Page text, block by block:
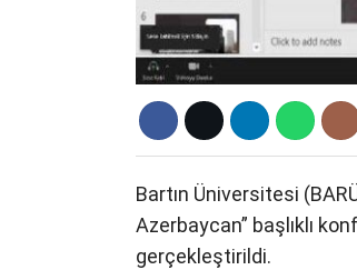
Bartın Üniversitesi
Azerbaycan” başlıklı
gerçekleştirildi.